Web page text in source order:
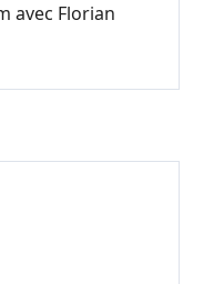
avec Florian